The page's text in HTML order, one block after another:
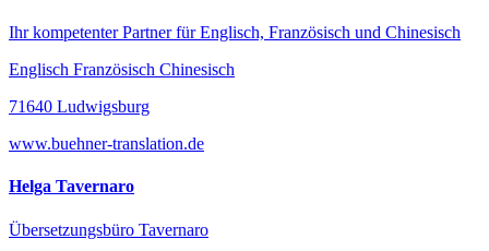
Ihr kompetenter Partner für Englisch, Französisch und Chinesisch
Englisch Französisch Chinesisch
71640 Ludwigsburg
www.buehner-translation.de
Helga Tavernaro
Übersetzungsbüro Tavernaro